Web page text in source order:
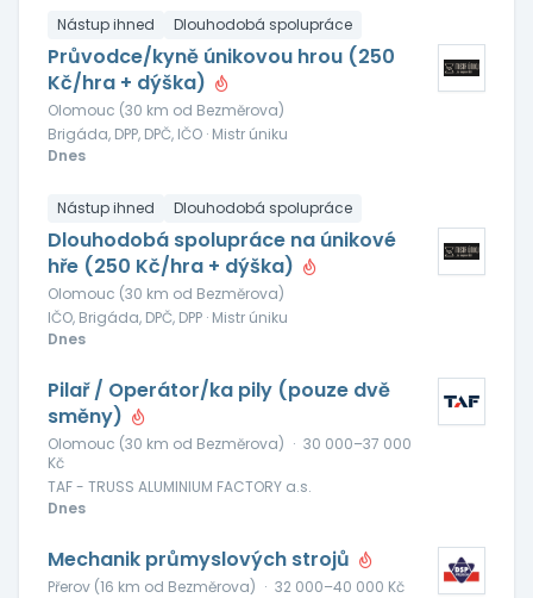
Nástup ihned Dlouhodobá spolupráce
Průvodce/kyně únikovou hrou (250
Kč/hra + dýška)
Olomouc (30 km od Bezměrova)
Brigáda, DPP, DPČ, IČO · Mistr úniku
Dnes
Nástup ihned Dlouhodobá spolupráce
Dlouhodobá spolupráce na únikové
hře (250 Kč/hra + dýška)
Olomouc (30 km od Bezměrova)
IČO, Brigáda, DPČ, DPP · Mistr úniku
Dnes
Pilař / Operátor/ka pily (pouze dvě
směny)
Olomouc (30 km od Bezměrova) · 30 000–37 000
Kč
TAF - TRUSS ALUMINIUM FACTORY a.s.
Dnes
Mechanik průmyslových strojů
Přerov (16 km od Bezměrova) · 32 000–40 000 Kč